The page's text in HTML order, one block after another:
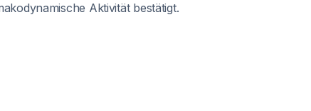
Aktivität bestätigt.